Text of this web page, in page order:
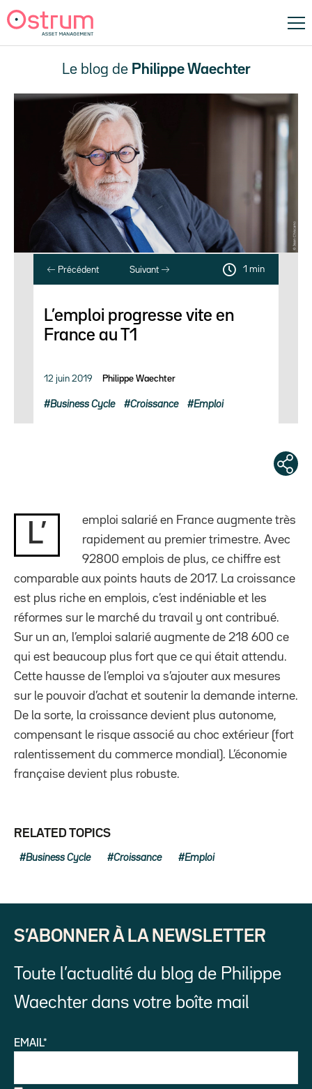
Le blog de Philippe Waechter
Précédent Suivant 1 min
L’emploi progresse vite en
France au T1
12 juin 2019 Philippe Waechter
Business Cycle Croissance Emploi
L’
emploi salarié en France augmente très
rapidement au premier trimestre. Avec
92800 emplois de plus, ce chiffre est
comparable aux points hauts de 2017. La croissance
est plus riche en emplois, c’est indéniable et les
réformes sur le marché du travail y ont contribué.
Sur un an, l’emploi salarié augmente de 218 600 ce
qui est beaucoup plus fort que ce qui était attendu.
Cette hausse de l’emploi va s’ajouter aux mesures
sur le pouvoir d’achat et soutenir la demande interne.
De la sorte, la croissance devient plus autonome,
compensant le risque associé au choc extérieur (fort
ralentissement du commerce mondial). L’économie
française devient plus robuste.
RELATED TOPICS
Business Cycle Croissance Emploi
S’ABONNER À LA NEWSLETTER
Toute l’actualité du blog de Philippe
Waechter dans votre boîte mail
EMAIL*